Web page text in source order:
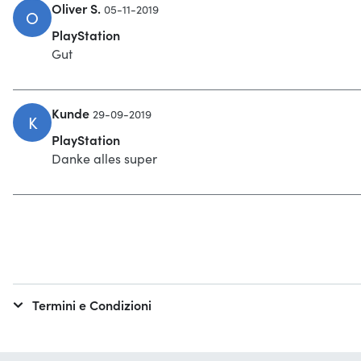
O Oliver S. 05-11-2019
PlayStation
Gut
K Kunde 29-09-2019
PlayStation
Danke alles super
Termini e Condizioni